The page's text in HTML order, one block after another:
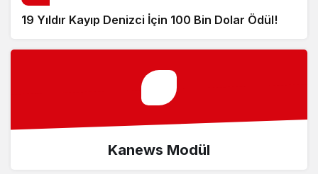
19 Yıldır Kayıp Denizci İçin 100 Bin Dolar Ödül!
Kanews Modül